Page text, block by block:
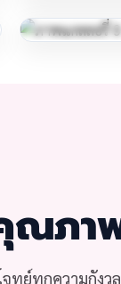
ณภา
ทย์ทุกความกังว